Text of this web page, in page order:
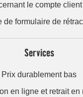
le compte
de formulaire de
Services
Prix durablement bas
en ligne et retrait en